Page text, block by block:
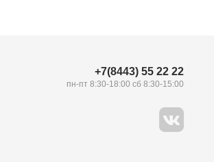
+7(8443) 55 22 22
пн-пт 8:30-18:00 сб 8:30-15:00